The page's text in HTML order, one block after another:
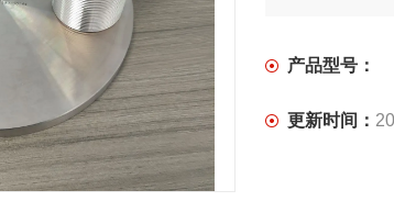
产品型号：
更新时间：